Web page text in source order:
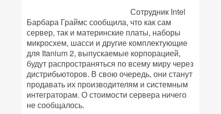
Сотрудник Intel
Барбара Граймс сообщила, что как сам
сервер, так и материнские платы, наборы
микросхем, шасси и другие комплектующие
для Itanium 2, выпускаемые корпорацией,
будут распространяться по всему миру через
дистрибьюторов. В свою очередь, они станут
продавать их производителям и системным
интеграторам. О стоимости сервера ничего
не сообщалось.